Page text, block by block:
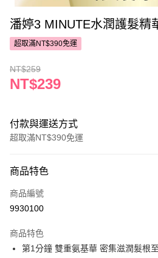
潘婷3 MINUTE水潤護髮精
超取滿NT$390免運
NT$259
NT$239
付款與運送方式
超取滿NT$390免運
POYA支付
信用卡一次付款
LINE Pay
商品特色
商品編號
9930100
商品特色
第1分鐘 雙重氨基華 密集滋潤髮根